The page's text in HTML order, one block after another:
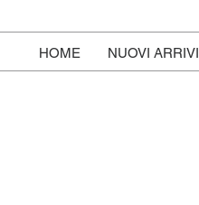
HOME NUOVI ARRIVI